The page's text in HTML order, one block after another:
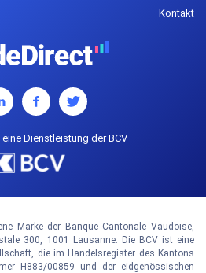
Kontakt
Dienstleistung der BCV
Marke der Banque Cantonale Vaudoise,
300, 1001 Lausanne. Die BCV ist eine
die im Handelsregister des Kantons
H883/00859 und der eidgenössischen